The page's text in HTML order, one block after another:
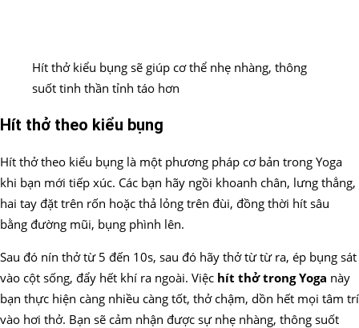
Hít thở kiểu bụng sẽ giúp cơ thể nhẹ nhàng, thông
suốt tinh thần tỉnh táo hơn
Hít thở theo kiểu bụng
Hít thở theo kiểu bụng là một phương pháp cơ bản trong Yoga
khi bạn mới tiếp xúc. Các bạn hãy ngồi khoanh chân, lưng thẳng,
hai tay đặt trên rốn hoặc thả lỏng trên đùi, đồng thời hít sâu
bằng đường mũi, bụng phình lên.
Sau đó nín thở từ 5 đến 10s, sau đó hãy thở từ từ ra, ép bụng sát
vào cột sống, đẩy hết khí ra ngoài. Việc hít thở trong Yoga này
bạn thực hiện càng nhiều càng tốt, thở chậm, dồn hết mọi tâm trí
vào hơi thở. Bạn sẽ cảm nhận được sự nhẹ nhàng, thông suốt